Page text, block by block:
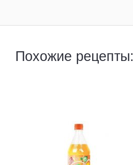
Похожие рецепты: